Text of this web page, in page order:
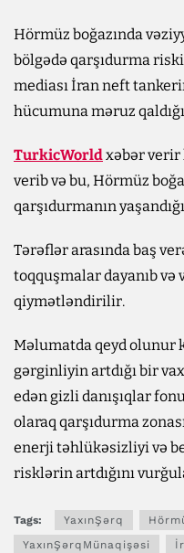
Hörmüz boğazında
bölgədə qarşıdurma
mediası İran neft
hücumuna məruz
TurkicWorldxəbər verir
verib və bu, Hörmüz
qarşıdurmanın
Tərəflər arasında baş
toqquşmalar dayanıb və
qiymətləndirilir.
Məlumatda qeyd olunur
gərginliyin artdığı bir
edən gizli danışıqlar
olaraq qarşıdurma
enerji təhlükəsizliyi və
risklərin artdığını
Tags: YaxınŞərq
YaxınŞərqMünaqişəsi